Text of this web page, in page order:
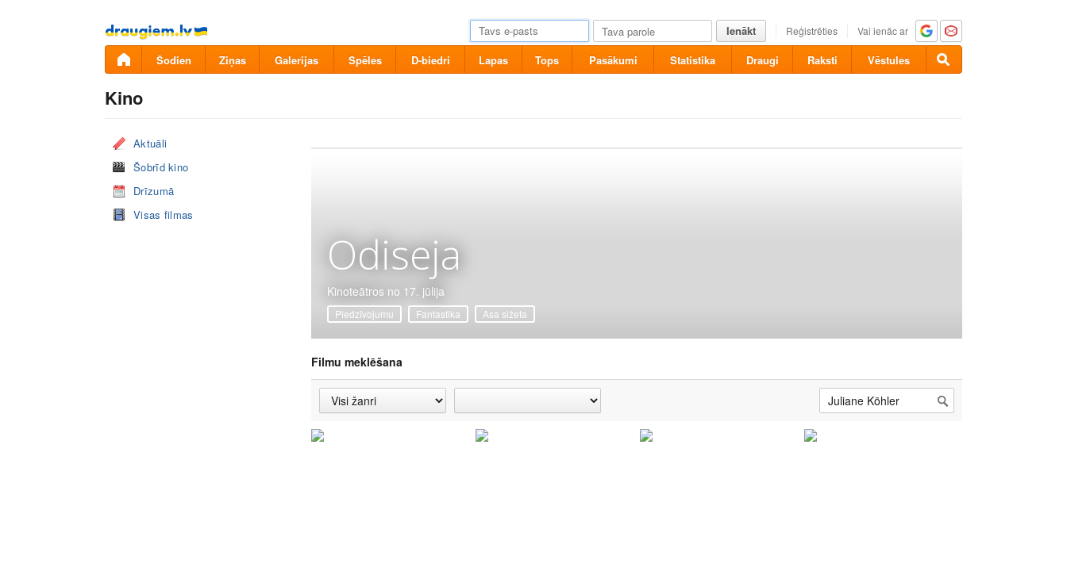
Pāriet
uz
saturu
Ienākt Reģistrēties Vai ienāc ar
Šodien Ziņas Galerijas Spēles D-biedri Lapas Tops Pasākumi Statistika Draugi Raksti Vēstules
Kino
Aktuāli
Šobrīd kino
Drīzumā
Visas filmas
Odiseja
Kinoteātros no 17. jūlija
Piedzīvojumu Fantastika Asa sižeta
Filmu meklēšana